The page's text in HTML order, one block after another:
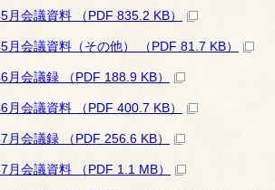
会議資料 （PDF 835.2 KB）
会議資料（その他） （PDF 81.7 KB）
会議録 （PDF 188.9 KB）
会議資料 （PDF 400.7 KB）
会議録 （PDF 256.6 KB）
会議資料 （PDF 1.1 MB）